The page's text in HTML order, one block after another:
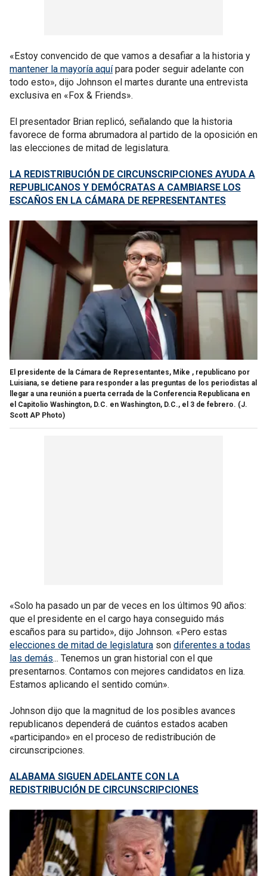
«Estoy convencido de que vamos a desafiar a la historia y
mantener la mayoría aquípara poder seguir adelante con
todo esto», dijo Johnson el martes durante una entrevista
exclusiva en «Fox & Friends».
El presentador Brian replicó, señalando que la historia
favorece de forma abrumadora al partido de la oposición en
las elecciones de mitad de legislatura.
LA REDISTRIBUCIÓN DE CIRCUNSCRIPCIONES AYUDA A
REPUBLICANOS Y DEMÓCRATAS A CAMBIARSE LOS
ESCAÑOS EN LA CÁMARA DE REPRESENTANTES
El presidente de la Cámara de Representantes, Mike , republicano por
Luisiana, se detiene para responder a las preguntas de los periodistas al
llegar a una reunión a puerta cerrada de la Conferencia Republicana en
el Capitolio Washington, D.C. en Washington, D.C., el 3 de febrero. (J.
Scott AP Photo)
«Solo ha pasado un par de veces en los últimos 90 años:
que el presidente en el cargo haya conseguido más
escaños para su partido», dijo Johnson. «Pero estas
elecciones de mitad de legislatura son diferentes a todas
las demás... Tenemos un gran historial con el que
presentarnos. Contamos con mejores candidatos en liza.
Estamos aplicando el sentido común».
Johnson dijo que la magnitud de los posibles avances
republicanos dependerá de cuántos estados acaben
«participando» en el proceso de redistribución de
circunscripciones.
ALABAMA SIGUEN ADELANTE CON LA
REDISTRIBUCIÓN DE CIRCUNSCRIPCIONES